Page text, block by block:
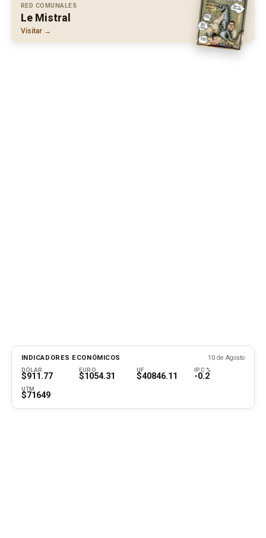
RED COMUNALES
Le Mistral
Visitar →
INDICADORES ECONÓMICOS 10 de Agosto
DÓLAR
$911.77
EURO
$1054.31
UF
$40846.11
IPC %
-0.2
UTM
$71649